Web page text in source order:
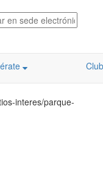
interes/parque-